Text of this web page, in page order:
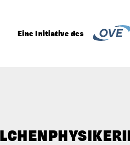
Eine Initiative des